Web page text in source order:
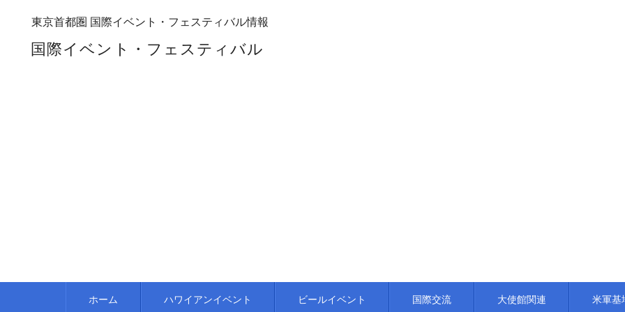
東京首都圏 国際イベント・フェスティバル情報
国際イベント・フェスティバル
ホーム ハワイアンイベント ビールイベント 国際交流 大使館関連 米軍基